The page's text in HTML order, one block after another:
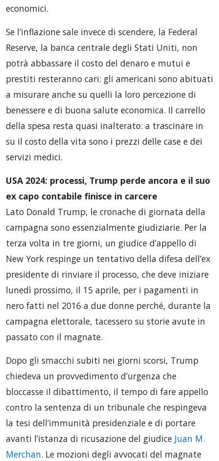
economici.
Se l’inflazione sale invece di scendere, la Federal
Reserve, la banca centrale degli Stati Uniti, non
potrà abbassare il costo del denaro e mutui e
prestiti resteranno cari: gli americani sono abituati
a misurare anche su quelli la loro percezione di
benessere e di buona salute economica. Il carrello
della spesa resta quasi inalterato: a trascinare in
su il costo della vita sono i prezzi delle case e dei
servizi medici.
USA 2024: processi, Trump perde ancora e il suo
ex capo contabile finisce in carcere
Lato Donald Trump, le cronache di giornata della
campagna sono essenzialmente giudiziarie. Per la
terza volta in tre giorni, un giudice d’appello di
New York respinge un tentativo della difesa dell’ex
presidente di rinviare il processo, che deve iniziare
lunedì prossimo, il 15 aprile, per i pagamenti in
nero fatti nel 2016 a due donne perché, durante la
campagna elettorale, tacessero su storie avute in
passato con il magnate.
Dopo gli smacchi subiti nei giorni scorsi, Trump
chiedeva un provvedimento d’urgenza che
bloccasse il dibattimento, il tempo di fare appello
contro la sentenza di un tribunale che respingeva
la tesi dell’immunità presidenziale e di portare
avanti l’istanza di ricusazione del giudice Juan M.
Merchan. Le mozioni degli avvocati del magnate